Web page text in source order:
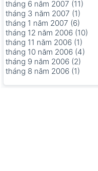
tháng 6 năm 2007 (11)
tháng 3 năm 2007 (1)
tháng 1 năm 2007 (6)
tháng 12 năm 2006 (10)
tháng 11 năm 2006 (1)
tháng 10 năm 2006 (4)
tháng 9 năm 2006 (2)
tháng 8 năm 2006 (1)